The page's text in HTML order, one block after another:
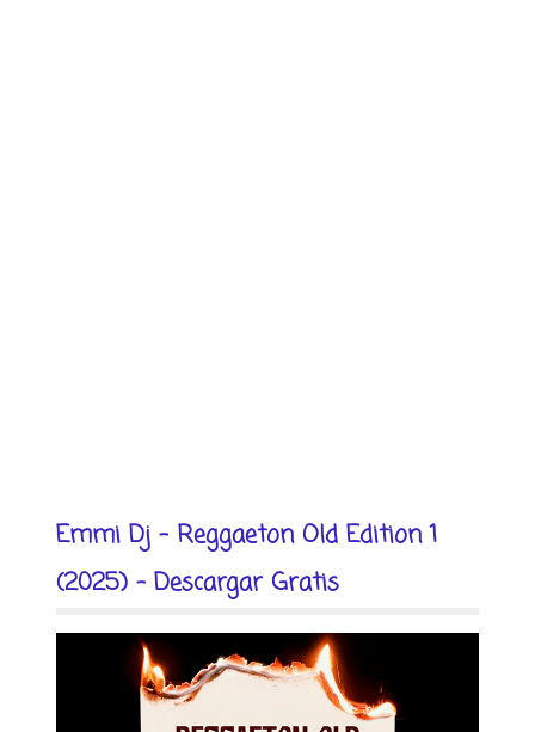
Emmi Dj - Reggaeton Old Edition 1
(2025) - Descargar Gratis